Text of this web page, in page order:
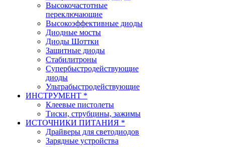
Высокочастотные
переключающие
Высокоэффективные диоды
Диодные мосты
Диоды Шоттки
Защитные диоды
Стабилитроны
Супербыстродействующие
диоды
Ультрабыстродействующие
ИНСТРУМЕНТ *
Клеевые пистолеты
Тиски, струбцины, зажимы
ИСТОЧНИКИ ПИТАНИЯ *
Драйверы для светодиодов
Зарядные устройства